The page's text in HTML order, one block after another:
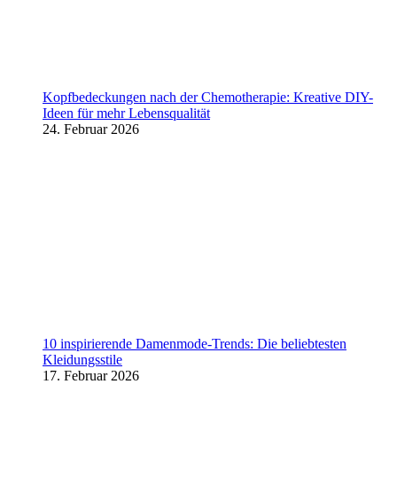
Kopfbedeckungen nach der Chemotherapie: Kreative DIY-
Ideen für mehr Lebensqualität
24. Februar 2026
10 inspirierende Damenmode-Trends: Die beliebtesten
Kleidungsstile
17. Februar 2026